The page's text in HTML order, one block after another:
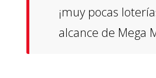
¡muy pocas
alcance de Mega